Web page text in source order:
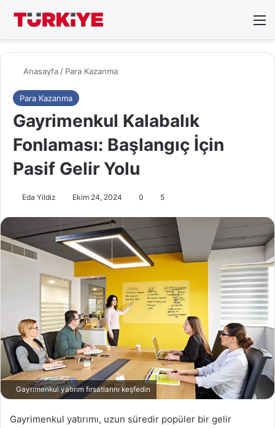
Anasayfa / Para Kazanma
Para Kazanma
Gayrimenkul Kalabalık
Fonlaması: Başlangıç İçin
Pasif Gelir Yolu
Eda Yildiz Ekim 24, 2024 0 5
Gayrimenkul yatırım fırsatlarını keşfedin
Gayrimenkul yatırımı, uzun süredir popüler bir gelir